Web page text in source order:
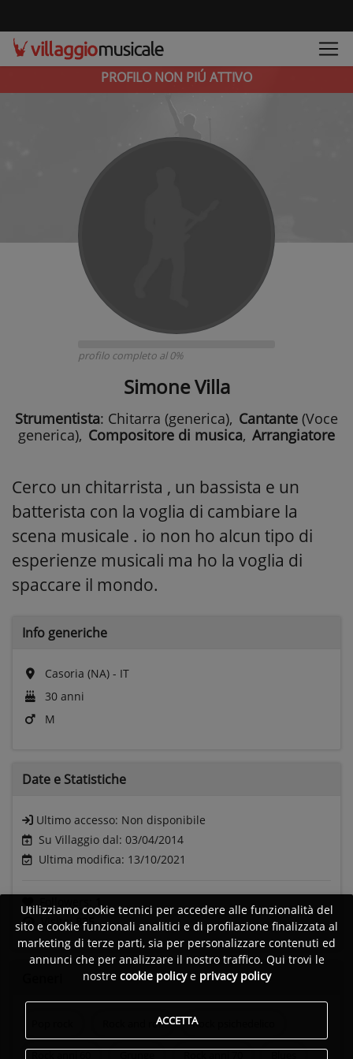
PROFILO NON PIÚ ATTIVO
profilo completo al 0%
Simone Villa
Strumentista: Chitarra (generica), Cantante (Voce
generica), Compositore di musica, Arrangiatore
Cerco un chitarrista , un bassista e un
batterista con la voglia di cambiare la
scena musicale . io non ho alcun tipo di
esperienze musicali ma ho la voglia di
spaccare il mondo.
Info generiche
Casoria (NA) - IT
30 anni
M
Date e Statistiche
Ultimo accesso: Non disponibile
Su Villaggio dal: 03/04/2014
Ultima modifica: 13/10/2021
Visite:835
Rock and roll Rock psichedelico
Utilizziamo cookie tecnici per accedere alle funzionalità del
sito e cookie funzionali analitici e di profilazione finalizzata al
marketing di terze parti, sia per personalizzare contenuti ed
annunci che per analizzare il nostro traffico. Qui trovi le
nostre cookie policye privacy policy
ACCETTA